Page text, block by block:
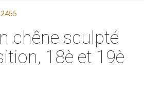
chêne sculpté
18è et 19è